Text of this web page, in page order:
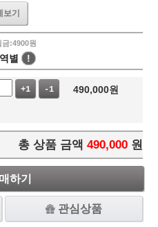
보기
금:4900원
별 !
+1 -1 490,000원
총 상품 금액 490,000 원
하기
관심상품